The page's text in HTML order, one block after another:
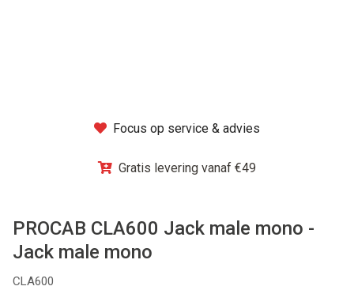
Focus op service & advies
Gratis levering vanaf €49
PROCAB CLA600 Jack male mono -
Jack male mono
CLA600